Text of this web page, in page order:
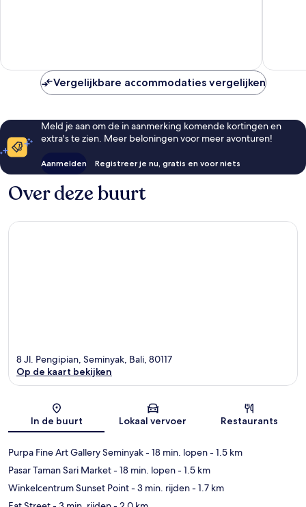
Vergelijkbare accommodaties vergelijken
Meld je aan om de in aanmerking komende kortingen en
extra's te zien. Meer beloningen voor meer avonturen!
Aanmelden Registreer je nu, gratis en voor niets
Over deze buurt
Kaart
8 Jl. Pengipian, Seminyak, Bali, 80117
Op de kaart bekijken
In de buurt Lokaal vervoer Restaurants
Purpa Fine Art Gallery Seminyak- 18 min. lopen- 1.5 km
Pasar Taman Sari Market- 18 min. lopen- 1.5 km
Winkelcentrum Sunset Point- 3 min. rijden- 1.7 km